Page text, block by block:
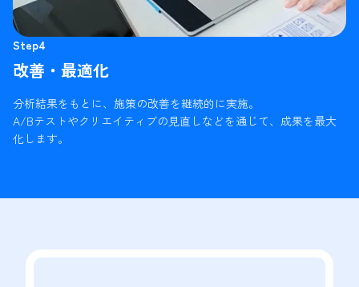
Step4
改善・最適化
分析結果をもとに、施策の改善を継続的に実施。
A/Bテストやクリエイティブの見直しなどを通じて、成果を最大
化します。